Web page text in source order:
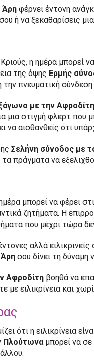
Άρη φέρνει έντονη
ή να ξεκαθαρίσεις
η ημέρα μπορεί
της όψης Ερμής
πνευματική σύνδεση.
με την Αφροδίτη
μια στιγμή φλερτ που
να αισθανθείς ότι
Σελήνη σύνοδος με
πράγματα να
μπορεί να φέρει
ζητήματα. Η
που μέχρι τώρα
αλλά
σου δίνει τη δύναμη
Αφροδίτη βοηθά να
με ειλικρίνεια και
ότι η ειλικρίνεια
Πλούτωναμπορεί να σε